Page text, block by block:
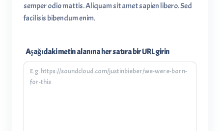
semper odio mattis. Aliquam sit amet sapien libero. Sed
facilisis bibendum enim.
Aşağıdaki metin alanına her satıra bir URL girin